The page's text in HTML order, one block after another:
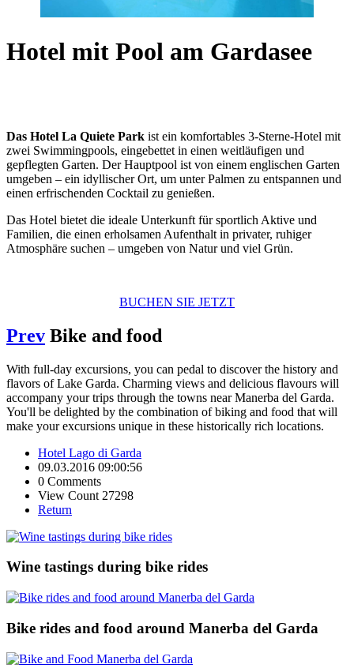
Hotel mit Pool am Gardasee
Das Hotel La Quiete Park ist ein komfortables 3-Sterne-Hotel mit
zwei Swimmingpools, eingebettet in einen weitläufigen und
gepflegten Garten. Der Hauptpool ist von einem englischen Garten
umgeben – ein idyllischer Ort, um unter Palmen zu entspannen und
einen erfrischenden Cocktail zu genießen.
Das Hotel bietet die ideale Unterkunft für sportlich Aktive und
Familien, die einen erholsamen Aufenthalt in privater, ruhiger
Atmosphäre suchen – umgeben von Natur und viel Grün.
BUCHEN SIE JETZT
Prev Bike and food
With full-day excursions, you can pedal to discover the history and
flavors of Lake Garda. Charming views and delicious flavours will
accompany your trips through the towns near Manerba del Garda.
You'll be delighted by the combination of biking and food that will
make your excursions unique in these historically rich locations.
Hotel Lago di Garda
09.03.2016 09:00:56
0 Comments
View Count 27298
Return
Wine tastings during bike rides
Bike rides and food around Manerba del Garda